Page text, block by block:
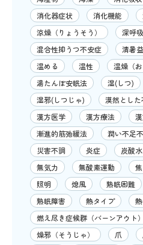
消化器症状
消化機能
涼燥（りょうそう）
深呼吸
混合性抑うつ不安症
清暑
温める
温性 温燥（お
湯たんぽ安眠法
湿(しつ)
湿邪(しつじゃ)
漠然とし
漢方医学
漢方療法
漸進的筋弛緩法
潤い不足
災害不調
炎症 炭酸水
無気力
無酸素運動 焦
照明
熄風 熟眠困難
熟眠障害
熱タイプ
燃え尽き症候群（バーンアウト）
燥邪（そうじゃ）
爪